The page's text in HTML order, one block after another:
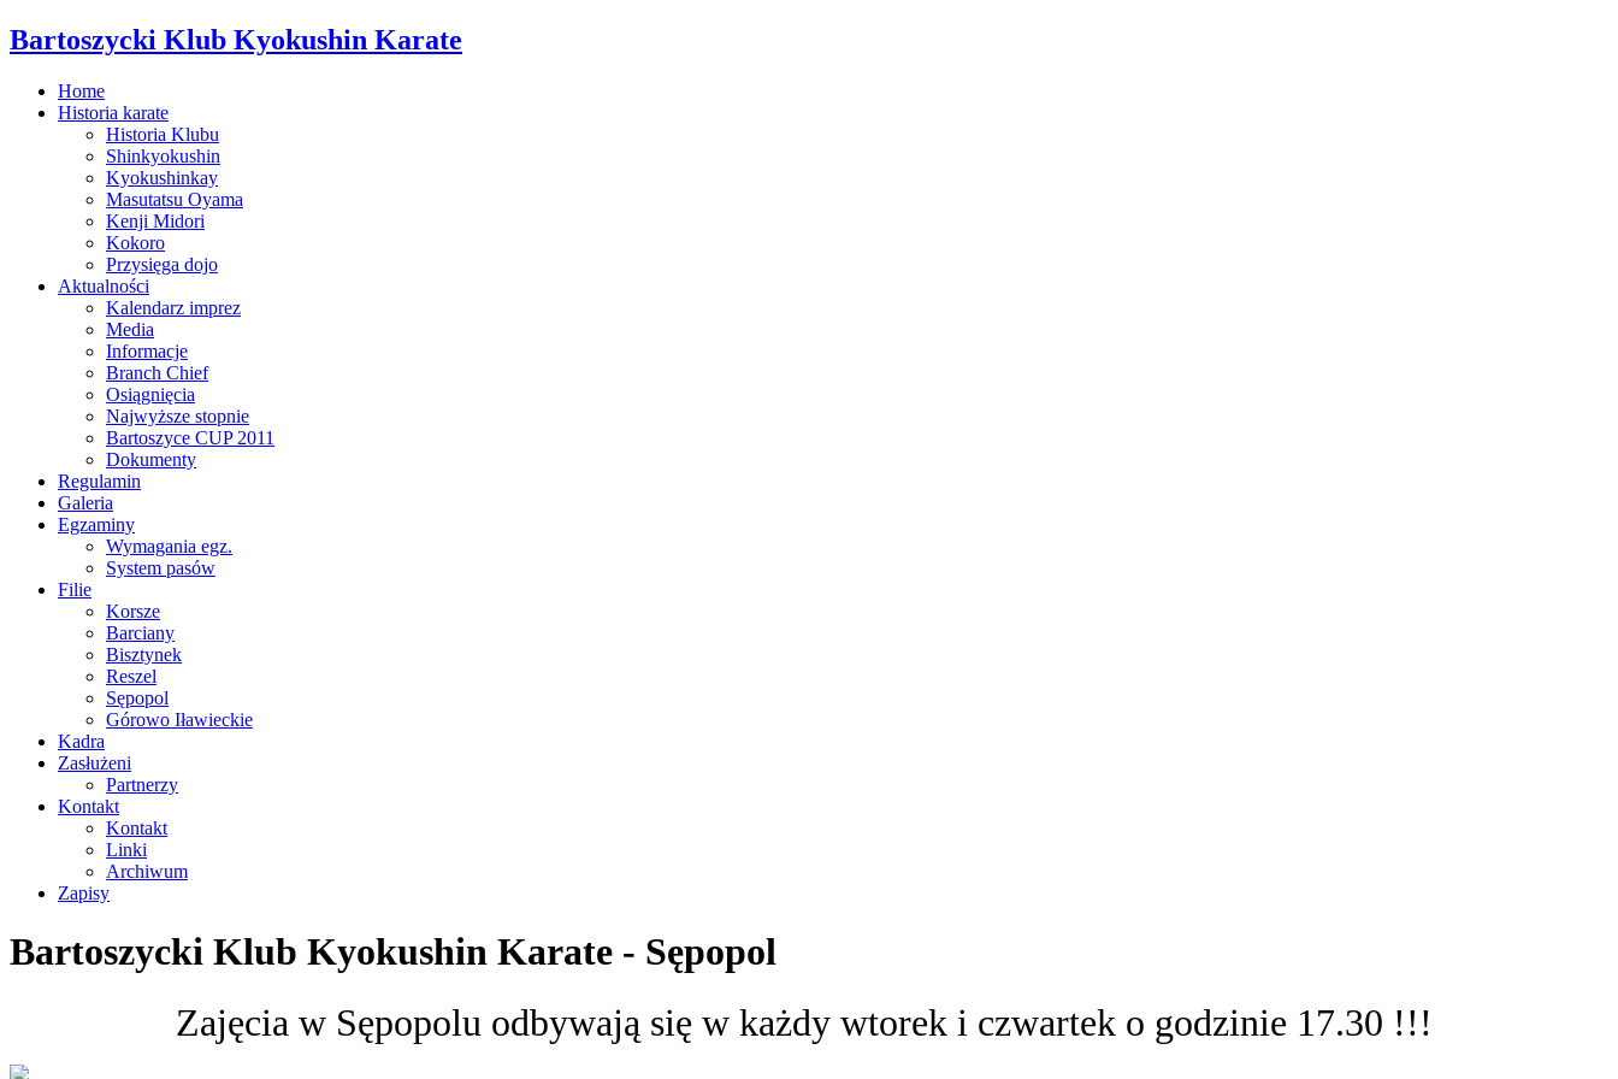
Bartoszycki Klub Kyokushin Karate
Home
Historia karate
Historia Klubu
Shinkyokushin
Kyokushinkay
Masutatsu Oyama
Kenji Midori
Kokoro
Przysięga dojo
Aktualności
Kalendarz imprez
Media
Informacje
Branch Chief
Osiągnięcia
Najwyższe stopnie
Bartoszyce CUP 2011
Dokumenty
Regulamin
Galeria
Egzaminy
Wymagania egz.
System pasów
Filie
Korsze
Barciany
Bisztynek
Reszel
Sępopol
Górowo Iławieckie
Kadra
Zasłużeni
Partnerzy
Kontakt
Kontakt
Linki
Archiwum
Zapisy
Bartoszycki Klub Kyokushin Karate - Sępopol
Zajęcia w Sępopolu odbywają się w każdy wtorek i czwartek o godzinie 17.30 !!!